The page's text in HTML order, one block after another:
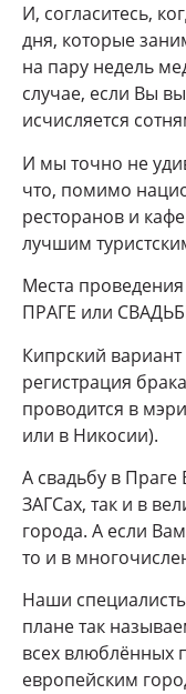
И, согласитесь,
дня, которые
на пару недель
случае, если Вы
исчисляется
И мы точно не
что, помимо
ресторанов и
лучшим
Места
ПРАГЕ или
Кипрский вариант
регистрация
проводится в
или в Никосии).
А свадьбу в
ЗАГСах, так и в
города. А если
то и в
Наши
плане так
всех влюблённых
европейским